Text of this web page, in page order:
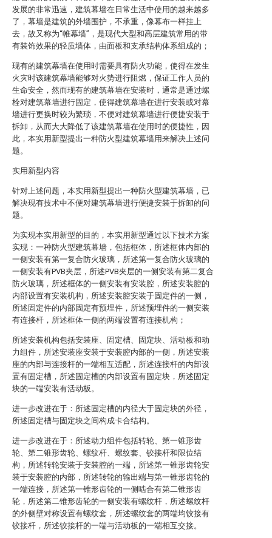
发展的非常迅速，建筑幕墙在日常生活中使用的越来越多
了，幕墙是建筑的外墙围护，不承重，像幕布一样挂上
去，故又称为“帷幕墙”，是现代大型和高层建筑常用的带
有装饰效果的轻质墙体，由面板和支承结构体系组成的；
现有的建筑幕墙在使用时需要具有防火功能，使得在发生
火灾时该建筑幕墙能够对火势进行阻燃，保证工作人员的
生命安全，然而现有的建筑幕墙在安装时，通常是通过螺
栓对建筑幕墙进行固定，使得建筑幕墙在进行安装或对幕
墙进行更换时较为繁琐，不便对建筑幕墙进行便捷安装于
拆卸，从而大大降低了该建筑幕墙在使用时的便捷性，因
此，本实用新型提出一种防火型建筑幕墙用来解决上述问
题。
实用新型内容
针对上述问题，本实用新型提出一种防火型建筑幕墙，已
解决现有技术中不便对建筑幕墙进行便捷安装于拆卸的问
题。
为实现本实用新型的目的，本实用新型通过以下技术方案
实现：一种防火型建筑幕墙，包括框体，所述框体内部的
一侧安装有第一复合防火玻璃，所述第一复合防火玻璃的
一侧安装有PVB夹层，所述PVB夹层的一侧安装有第二复合
防火玻璃，所述框体的一侧安装有安装腔，所述安装腔的
内部设置有安装机构，所述安装腔安装于固定件的一侧，
所述固定件的内部固定有预埋件，所述预埋件的一侧安装
有连接杆，所述框体一侧的两端设置有连接机构；
所述安装机构包括安装座、固定槽、固定块、活动板和动
力组件，所述安装座安装于安装腔内部的一侧，所述安装
座的内部与连接杆的一端相互适配，所述连接杆的内部设
置有固定槽，所述固定槽的内部设置有固定块，所述固定
块的一端安装有活动板。
进一步改进在于：所述固定槽的内径大于固定块的外径，
所述固定槽与固定块之间构成卡合结构。
进一步改进在于：所述动力组件包括转轮、第一锥形齿
轮、第二锥形齿轮、螺纹杆、螺纹套、铰接杆和限位结
构，所述转轮安装于安装腔的一端，所述第一锥形齿轮安
装于安装腔的内部，所述转轮的输出端与第一锥形齿轮的
一端连接，所述第一锥形齿轮的一侧啮合有第二锥形齿
轮，所述第二锥形齿轮的一侧安装有螺纹杆，所述螺纹杆
的外侧壁对称设置有螺纹套，所述螺纹套的两端均铰接有
铰接杆，所述铰接杆的一端与活动板的一端相互交接。